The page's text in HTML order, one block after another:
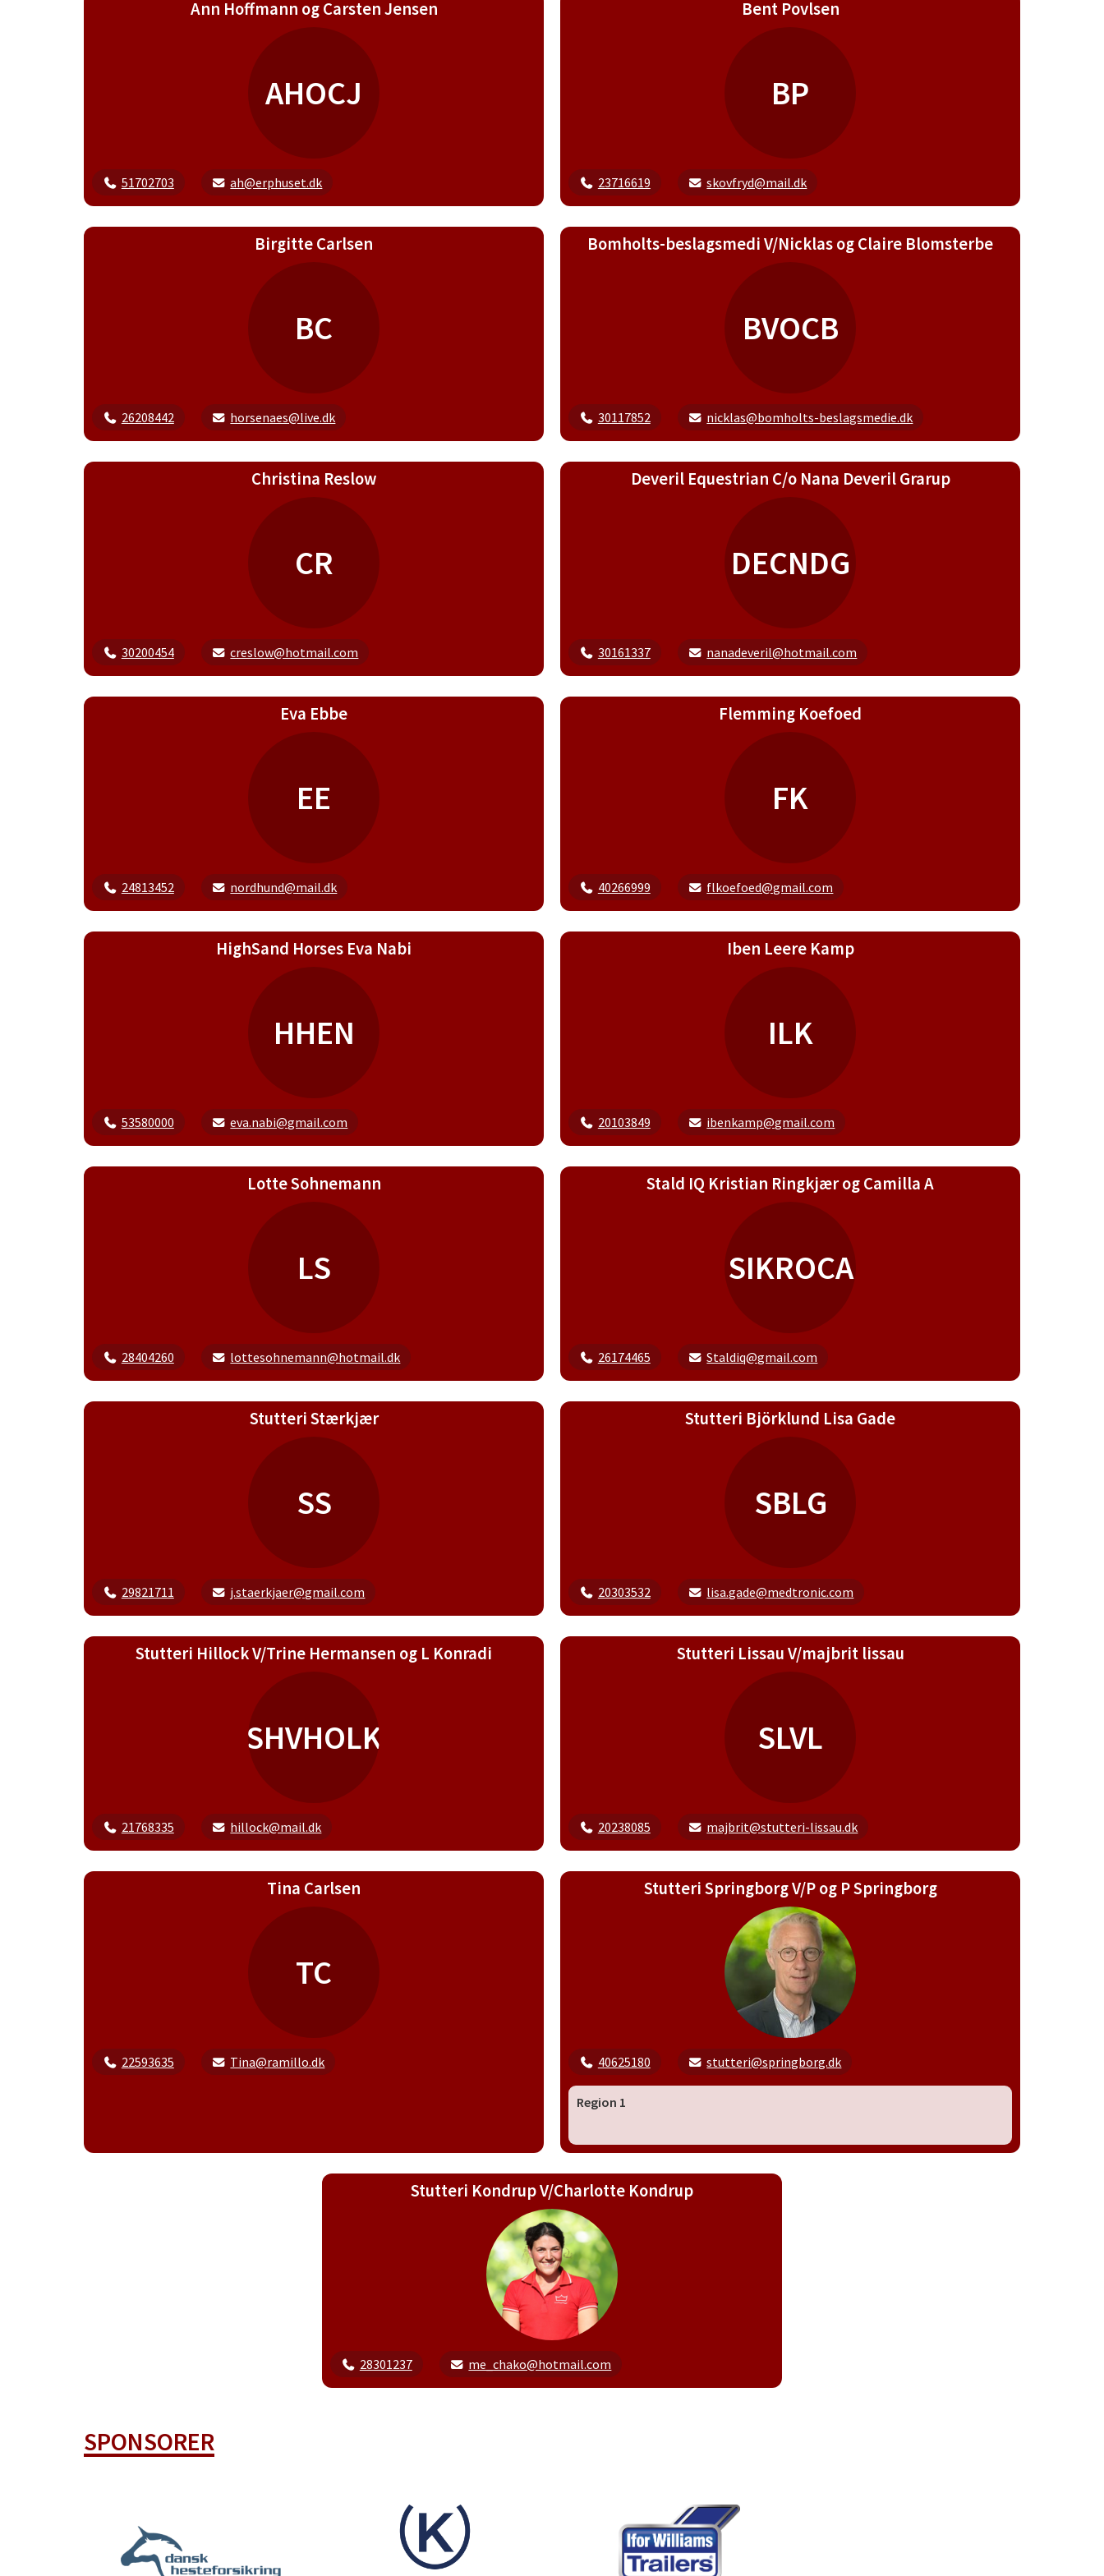
Ann Hoffmann og Carsten Jensen
AHOCJ
51702703 ah@erphuset.dk
Bent Povlsen
BP
23716619 skovfryd@mail.dk
Birgitte Carlsen
BC
26208442 horsenaes@live.dk
Bomholts-beslagsmedi V/Nicklas og Claire Blomsterbe
BVOCB
30117852 nicklas@bomholts-beslagsmedie.dk
Christina Reslow
CR
30200454 creslow@hotmail.com
Deveril Equestrian C/o Nana Deveril Grarup
DECNDG
30161337 nanadeveril@hotmail.com
Eva Ebbe
EE
24813452 nordhund@mail.dk
Flemming Koefoed
FK
40266999 flkoefoed@gmail.com
HighSand Horses Eva Nabi
HHEN
53580000 eva.nabi@gmail.com
Iben Leere Kamp
ILK
20103849 ibenkamp@gmail.com
Lotte Sohnemann
LS
28404260 lottesohnemann@hotmail.dk
Stald IQ Kristian Ringkjær og Camilla A
SIKROCA
26174465 Staldiq@gmail.com
Stutteri Stærkjær
SS
29821711 j.staerkjaer@gmail.com
Stutteri Björklund Lisa Gade
SBLG
20303532 lisa.gade@medtronic.com
Stutteri Hillock V/Trine Hermansen og L Konradi
SHVHOLK
21768335 hillock@mail.dk
Stutteri Lissau V/majbrit lissau
SLVL
20238085 majbrit@stutteri-lissau.dk
Tina Carlsen
TC
22593635 Tina@ramillo.dk
Stutteri Springborg V/P og P Springborg
40625180 stutteri@springborg.dk
Region 1
Stutteri Kondrup V/Charlotte Kondrup
28301237 me_chako@hotmail.com
SPONSORER